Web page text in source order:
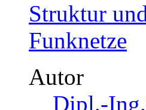
Struktur
Funknetze
Autor
Dipl.-